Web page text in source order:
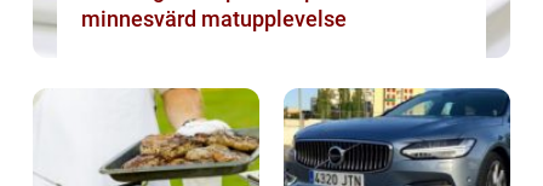
minnesvärd matupplevelse